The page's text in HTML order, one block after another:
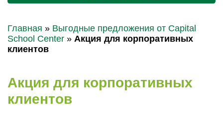
Главная » Выгодные предложения от Capital
School Center » Акция для корпоративных
клиентов
Акция для корпоративных
клиентов